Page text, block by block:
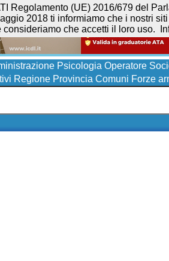
Psicologia Operatore
Regione Provincia Comuni Forze
Regolamento (UE) 2016/679 del
2018 ti informiamo che i nostri
che accetti il loro uso.